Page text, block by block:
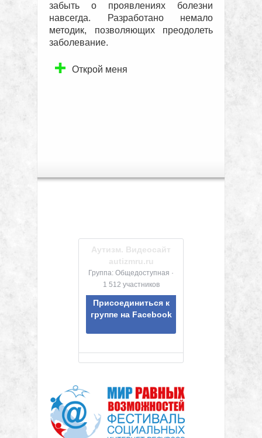
забыть о проявлениях болезни
навсегда. Разработано немало
методик, позволяющих преодолеть
заболевание.
Открой меня
Аутизм. Видеосайт
autizmru.ru
Группа: Общедоступная ·
1 512 участников
Присоединиться к
группе на Facebook